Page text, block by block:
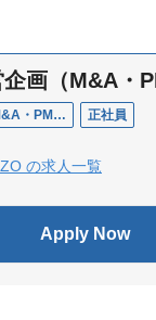
画（M&A・
グローバル経営企画（M&A・PMI推進） 正社員
の求人一覧
Apply Now